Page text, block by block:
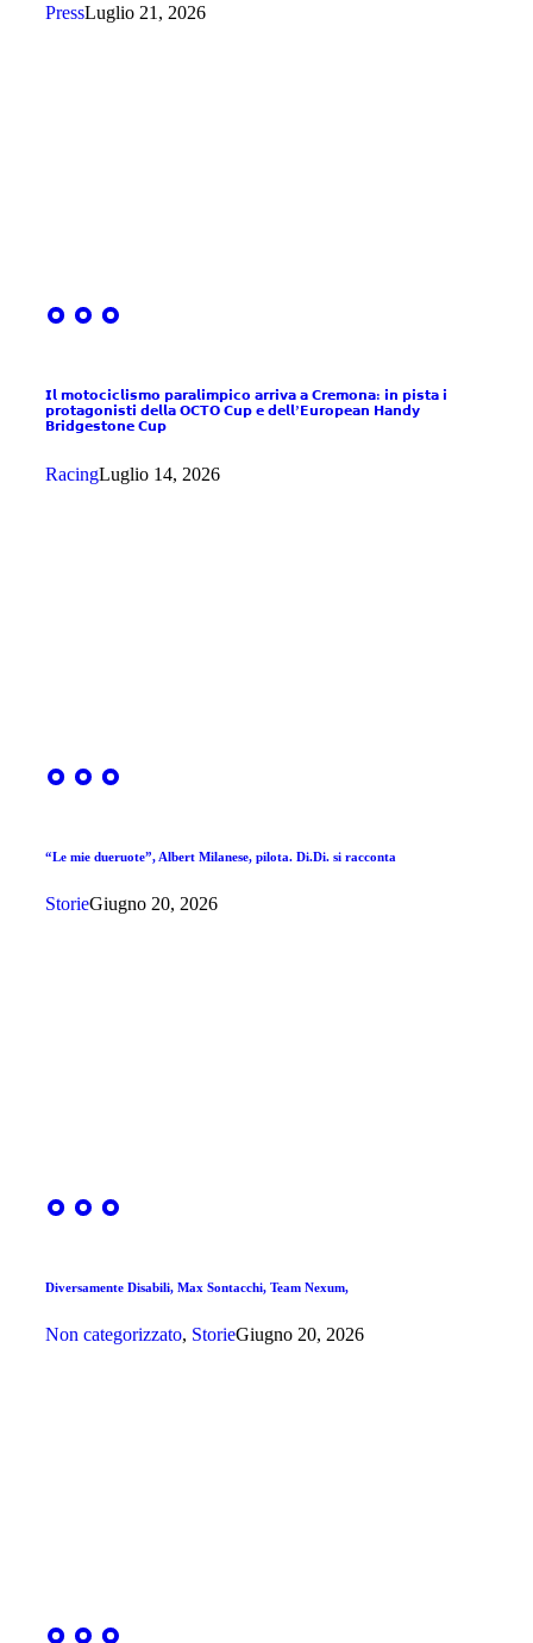
PressLuglio 21, 2026
𝗜𝗹 𝗺𝗼𝘁𝗼𝗰𝗶𝗰𝗹𝗶𝘀𝗺𝗼 𝗽𝗮𝗿𝗮𝗹𝗶𝗺𝗽𝗶𝗰𝗼 𝗮𝗿𝗿𝗶𝘃𝗮 𝗮 𝗖𝗿𝗲𝗺𝗼𝗻𝗮: 𝗶𝗻 𝗽𝗶𝘀𝘁𝗮 𝗶
𝗽𝗿𝗼𝘁𝗮𝗴𝗼𝗻𝗶𝘀𝘁𝗶 𝗱𝗲𝗹𝗹𝗮 𝗢𝗖𝗧𝗢 𝗖𝘂𝗽 𝗲 𝗱𝗲𝗹𝗹’𝗘𝘂𝗿𝗼𝗽𝗲𝗮𝗻 𝗛𝗮𝗻𝗱𝘆
𝗕𝗿𝗶𝗱𝗴𝗲𝘀𝘁𝗼𝗻𝗲 𝗖𝘂𝗽
RacingLuglio 14, 2026
“Le mie dueruote”, Albert Milanese, pilota. Di.Di. si racconta
StorieGiugno 20, 2026
Diversamente Disabili, Max Sontacchi, Team Nexum,
Non categorizzato, StorieGiugno 20, 2026